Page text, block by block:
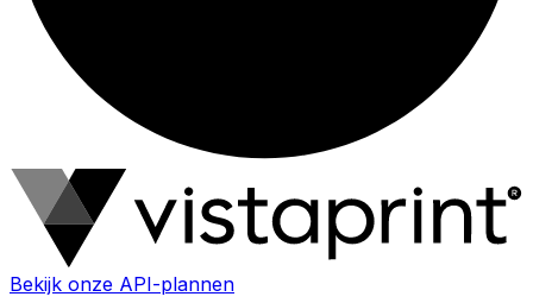
Bekijk onze API-plannen